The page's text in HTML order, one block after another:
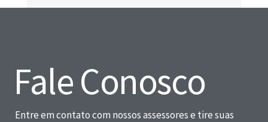
Fale Conosco
Entre em contato com nossos assessores e tire suas